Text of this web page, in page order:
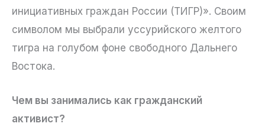
инициативных граждан России (ТИГР)». Своим
символом мы выбрали уссурийского желтого
тигра на голубом фоне свободного Дальнего
Востока.
Чем вы занимались как гражданский
активист?